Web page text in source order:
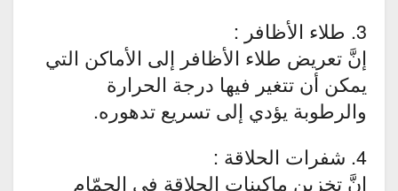
3. طلاء الأظافر :
إنَّ تعريض طلاء الأظافر إلى الأماكن التي
يمكن أن تتغير فيها درجة الحرارة
والرطوبة يؤدي إلى تسريع تدهوره.
4. شفرات الحلاقة :
إنَّ تخزين ماكينات الحلاقة في الحمّام